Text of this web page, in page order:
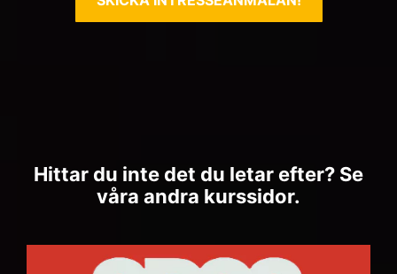
Hittar du inte det du letar efter? Se
våra andra kurssidor.